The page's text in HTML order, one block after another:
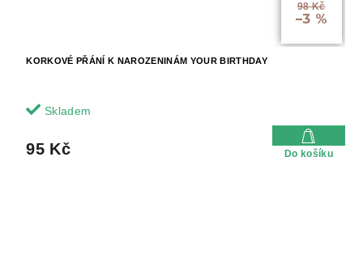
98 Kč
–3 %
KORKOVÉ PŘÁNÍ K NAROZENINÁM YOUR BIRTHDAY
Skladem
95 Kč Do košíku